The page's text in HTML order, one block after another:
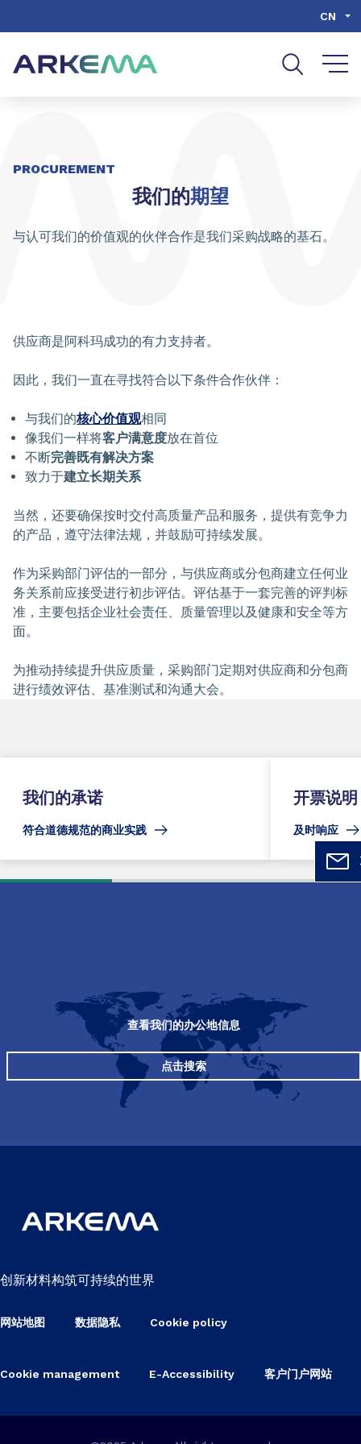
CN
PROCUREMENT
我们的期望
与认可我们的价值观的伙伴合作是我们采购战略的基石。
供应商是阿科玛成功的有力支持者。
因此，我们一直在寻找符合以下条件合作伙伴：
与我们的核心价值观相同
像我们一样将客户满意度放在首位
不断完善既有解决方案
致力于建立长期关系
当然，还要确保按时交付高质量产品和服务，提供有竞争力
的产品，遵守法律法规，并鼓励可持续发展。
作为采购部门评估的一部分，与供应商或分包商建立任何业
务关系前应接受进行初步评估。评估基于一套完善的评判标
准，主要包括企业社会责任、质量管理以及健康和安全等方
面。
为推动持续提升供应质量，采购部门定期对供应商和分包商
进行绩效评估、基准测试和沟通大会。
我们的承诺
符合道德规范的商业实践
开票说明
及时响应
查看我们的办公地信息
点击搜索
创新材料构筑可持续的世界
网站地图 数据隐私 Cookie policy
Cookie management E-Accessibility 客户门户网站